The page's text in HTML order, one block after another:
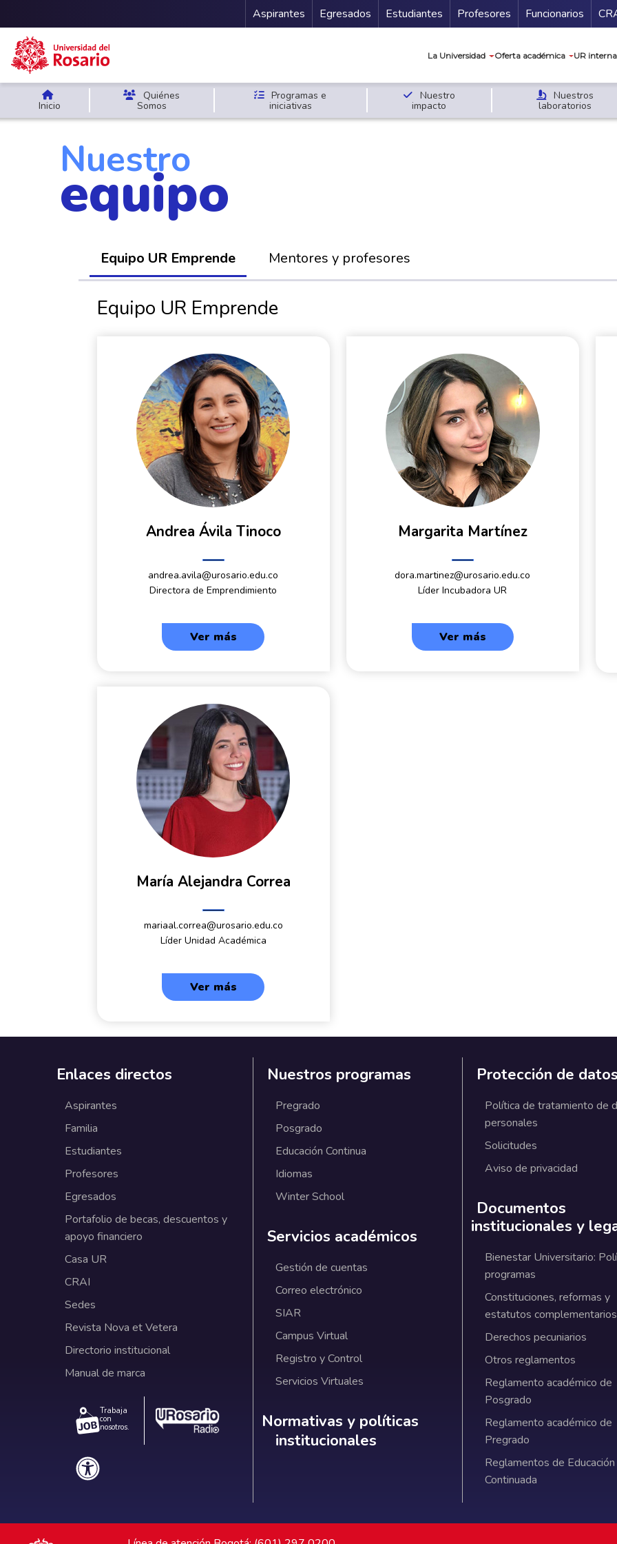
Pasar al contenido principal
Menu Secundario
Aspirantes Egresados Estudiantes Profesores Funcionarios
La Universidad Oferta académica UR
Inicio
Quiénes
Somos
Programas e
iniciativas
Nuestro
impacto
Nuestros
laboratorios
Nuestro
equipo
Equipo UR Emprende Mentores y profesores
Equipo UR Emprende
Andrea Ávila Tinoco
andrea.avila@urosario.edu.co
Directora de Emprendimiento
Ver más
Margarita Martínez
dora.martinez@urosario.edu.co
Líder Incubadora UR
Ver más
María Alejandra Correa
mariaal.correa@urosario.edu.co
Líder Unidad Académica
Ver más
Enlaces directos
Aspirantes
Familia
Estudiantes
Profesores
Egresados
Portafolio de becas, descuentos y
apoyo financiero
Casa UR
CRAI
Sedes
Revista Nova et Vetera
Directorio institucional
Manual de marca
Trabaja
con
nosotros.
Nuestros programas
Pregrado
Posgrado
Educación Continua
Idiomas
Winter School
Servicios académicos
Gestión de cuentas
Correo electrónico
SIAR
Campus Virtual
Registro y Control
Servicios Virtuales
Normativas y políticas institucionales
Normativas y políticas
institucionales
Protección de datos
Política de tratamiento de
personales
Solicitudes
Aviso de privacidad
Documentos
institucionales y
Bienestar Universitario:
programas
Constituciones, reformas y
estatutos complementarios
Derechos pecuniarios
Otros reglamentos
Reglamento académico de
Posgrado
Reglamento académico de
Pregrado
Reglamentos de Educación
Continuada